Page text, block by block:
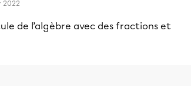
2022
de l’algèbre avec des fractions et